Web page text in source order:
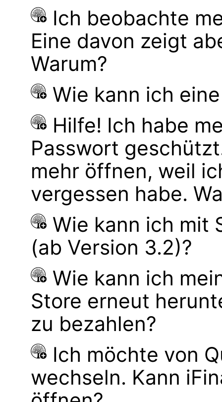
Ich beobachte
Eine davon zeigt
Warum?
Wie kann ich
Hilfe! Ich habe
Passwort
mehr öffnen, weil
vergessen habe.
Wie kann ich mit
(ab Version 3.2)?
Wie kann ich
Store erneut
zu bezahlen?
Ich möchte von
wechseln. Kann